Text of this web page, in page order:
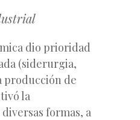
dio prioridad
(siderurgia,
producción de
la
formas, a